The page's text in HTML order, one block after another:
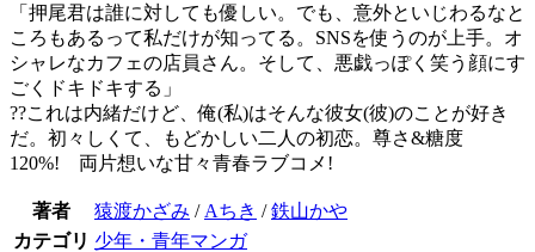
「押尾君は誰に対しても優しい。でも、意外といじわるなと
ころもあるって私だけが知ってる。SNSを使うのが上手。オ
シャレなカフェの店員さん。そして、悪戯っぽく笑う顔にす
ごくドキドキする」
??これは内緒だけど、俺(私)はそんな彼女(彼)のことが好き
だ。初々しくて、もどかしい二人の初恋。尊さ&糖度
120%! 両片想いな甘々青春ラブコメ!
著者 猿渡かざみ / Aちき /鉄山かや
カテゴリ 少年・青年マンガ